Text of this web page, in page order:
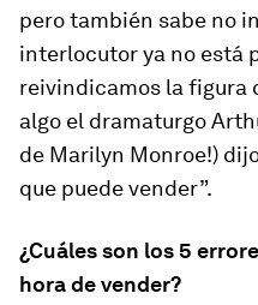
pero también sabe no
interlocutor ya no está
reivindicamos la figura
algo el dramaturgo
de Marilyn Monroe!)
que puede vender”.
¿Cuáles son los 5
hora de vender?